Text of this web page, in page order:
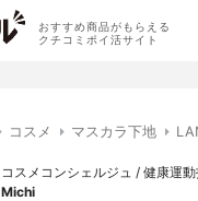
おすすめ商品がもらえる
クチコミポイ活サイト
コスメ マスカラ下地
コスメコンシェルジュ / 健康運
Michi